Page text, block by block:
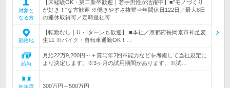
対象と
なる方
【未経験OK・第二新卒歓迎｜若手男性が活躍中】■"モノづくり
が好き！"な方歓迎 ※働きやすさ抜群⇒年間休日122日／最大8日
の連休取得可／定時退社可
勤務地
【転勤なし｜U・Iターンも歓迎】 ■本社／京都府長岡京市神足麦
生11 ※バイク・自転車通勤OK！…
給与
月給22万9,200円～＋賞与年2回※能力などを考慮して当社規定に
より決定します。※3ヶ月の試用期間があります。※試…
初年度 300万円～500万円